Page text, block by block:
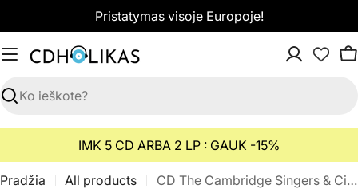
prie
turinio
Pristatymas visoje Europoje!
Paieška
IMK 5 CD ARBA 2 LP : GAUK -15%
Pradžia All products CD The Cambridge Singers & City Of London Sinfonia & John Rutter - The Lark In The Clear Air (Traditional Songs)